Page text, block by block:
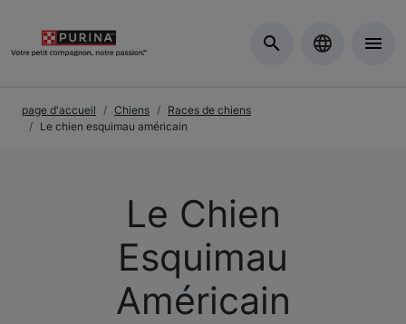
page d'accueil Chiens
Races de chiens
Le chien esquimau américain
Le Chien
Esquimau
Américain